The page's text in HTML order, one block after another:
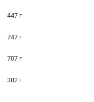
447 г
747 г
707 г
382 г